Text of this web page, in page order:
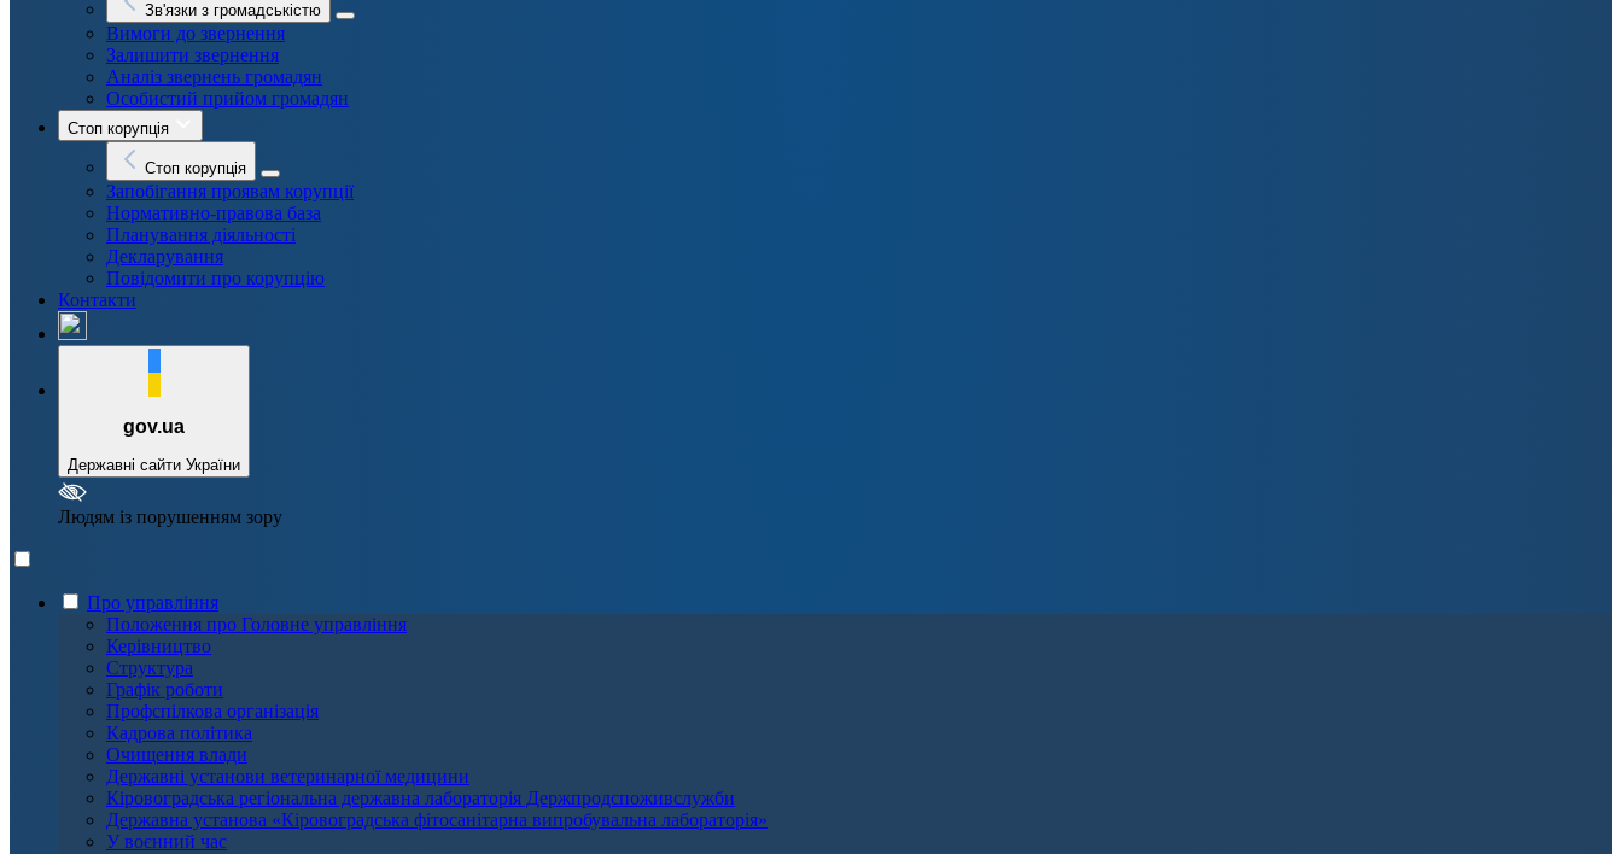
Зв'язки з громадськістю
Вимоги до звернення
Залишити звернення
Аналіз звернень громадян
Особистий прийом громадян
Стоп корупція
Стоп корупція
Запобігання проявам корупції
Нормативно-правова база
Планування діяльності
Декларування
Повідомити про корупцію
Контакти
gov.ua
Державні сайти України
Людям із порушенням зору
Про управління
Положення про Головне управління
Керівництво
Структура
Графік роботи
Профспілкова організація
Кадрова політика
Очищення влади
Державні установи ветеринарної медицини
Кіровоградська регіональна державна лабораторія Держпродспоживслужби
Державна установа «Кіровоградська фітосанітарна випробувальна лабораторія»
У воєнний час